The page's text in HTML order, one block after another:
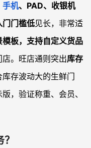
手机、PAD、收银机
门门槛低见长，非常适
模板，支持自定义货品
。旺店通则突出库存
库存波动大的生鲜门
，验证称重、会员、